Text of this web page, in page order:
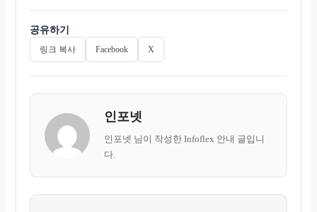
공유하기
링크 복사 Facebook X
인포넷
인포넷 님이 작성한 Infoflex 안내 글입니
다.